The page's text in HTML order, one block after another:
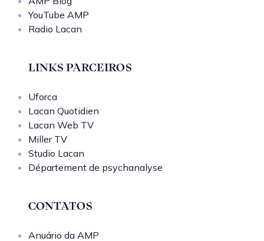
YouTube AMP
Radio Lacan
LINKS PARCEIROS
Uforca
Lacan Quotidien
Lacan Web TV
Miller TV
Studio Lacan
Département de psychanalyse
CONTATOS
Anuário da AMP